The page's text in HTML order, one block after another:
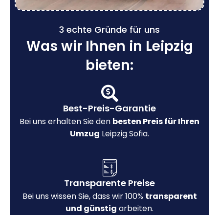
3 echte Gründe für uns
Was wir Ihnen in Leipzig
bieten:
Best-Preis-Garantie
Bei uns erhalten Sie den besten Preis für Ihren
Umzug Leipzig Sofia.
Transparente Preise
Bei uns wissen Sie, dass wir 100% transparent
und günstig arbeiten.